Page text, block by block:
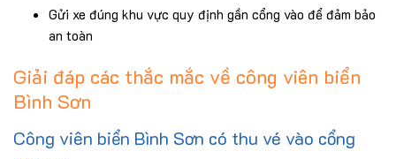
Gửi xe đúng khu vực quy định gần cổng vào để đảm bảo
an toàn
Giải đáp các thắc mắc về công viên biển
Bình Sơn
Công viên biển Bình Sơn có thu vé vào cổng